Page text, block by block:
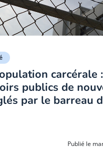
carcérale
publics de
par le barreau
Publié le